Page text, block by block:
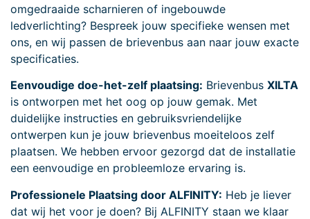
omgedraaide scharnieren of ingebouwde
ledverlichting? Bespreek jouw specifieke wensen met
ons, en wij passen de brievenbus aan naar jouw exacte
specificaties.
Eenvoudige doe-het-zelf plaatsing: Brievenbus XILTA
is ontworpen met het oog op jouw gemak. Met
duidelijke instructies en gebruiksvriendelijke
ontwerpen kun je jouw brievenbus moeiteloos zelf
plaatsen. We hebben ervoor gezorgd dat de installatie
een eenvoudige en probleemloze ervaring is.
Professionele Plaatsing door ALFINITY: Heb je liever
dat wij het voor je doen? Bij ALFINITY staan we klaar